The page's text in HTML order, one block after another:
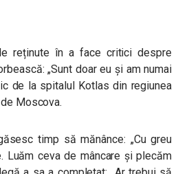
reținute în a face critici despre
„Sunt doar eu și am numai
de la spitalul Kotlas din regiunea
Moscova.
timp să mănânce: „Cu greu
ceva de mâncare și plecăm